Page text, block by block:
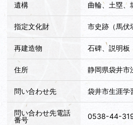
遺構 曲輪、土塁、
指定文化財 市史跡（馬伏
再建造物 石碑、説明板
住所 静岡県袋井市
問い合わせ先 袋井市生涯学
問い合わせ先電話
番号
0538-44-